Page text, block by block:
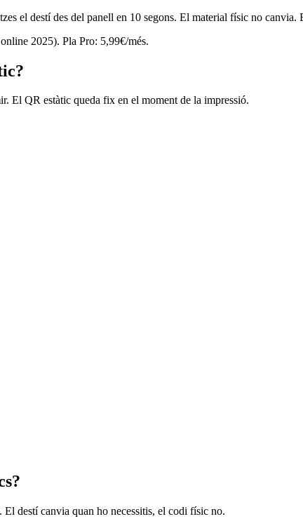
el destí des del panell en 10 segons. El material físic no canvia.
2025). Pla Pro: 5,99€/més.
El QR estàtic queda fix en el moment de la impressió.
destí canvia quan ho necessitis, el codi físic no.